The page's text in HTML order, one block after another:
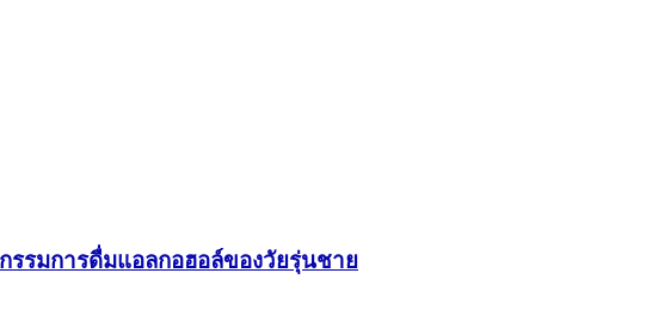
รรมการดื่มแอลกอฮอล์ของวัยรุ่นชาย